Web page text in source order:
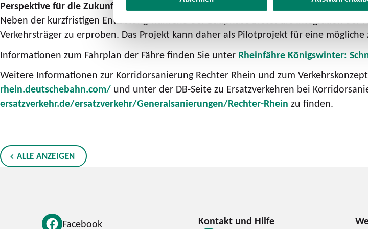
Perspektive für die Zukunft
Neben der kurzfristigen Entlastung während der Bauphase bietet die Integration der
Verkehrsträger zu erproben. Das Projekt kann daher als Pilotprojekt für eine
Informationen zum Fahrplan der Fähre finden Sie unter Rheinfähre Königswinter:
Weitere Informationen zur Korridorsanierung Rechter Rhein und zum
rhein.deutschebahn.com/ und unter der DB-Seite zu Ersatzverkehren bei
ersatzverkehr.de/ersatzverkehr/Generalsanierungen/Rechter-Rhein zu finden.
ALLE ANZEIGEN
Facebook